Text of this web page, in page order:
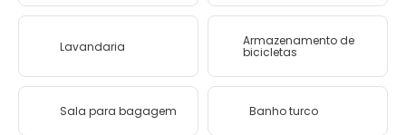
Lavandaria Armazenamento de
bicicletas
Sala para bagagem Banho turco